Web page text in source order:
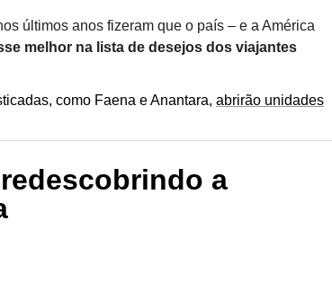
últimos anos fizeram que o país – e a América
melhor na lista de desejos dos viajantes
como Faena e Anantara, abrirão unidades
a